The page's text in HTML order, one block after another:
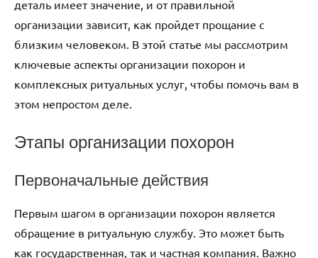
деталь имеет значение, и от правильной
организации зависит, как пройдет прощание с
близким человеком. В этой статье мы рассмотрим
ключевые аспекты организации похорон и
комплексных ритуальных услуг, чтобы помочь вам в
этом непростом деле.
Этапы организации похорон
Первоначальные действия
Первым шагом в организации похорон является
обращение в ритуальную службу. Это может быть
как государственная, так и частная компания. Важно